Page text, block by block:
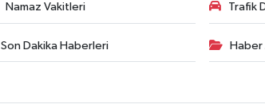
Namaz Vakitleri Trafik
Son Dakika Haberleri Haber